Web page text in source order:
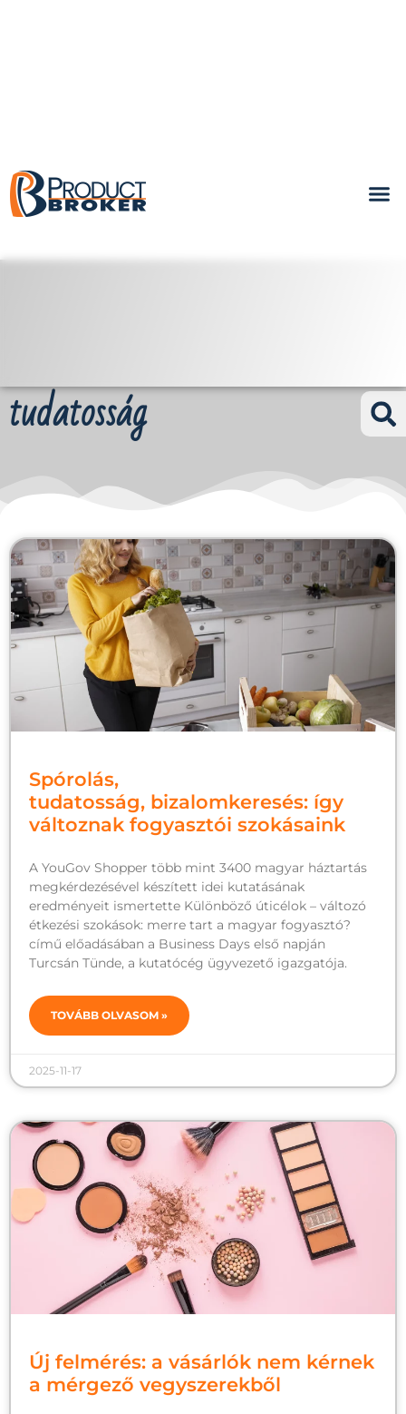
tudatosság
Spórolás,
tudatosság, bizalomkeresés: így
változnak fogyasztói szokásaink
A YouGov Shopper több mint 3400 magyar háztartás
megkérdezésével készített idei kutatásának
eredményeit ismertette Különböző úticélok – változó
étkezési szokások: merre tart a magyar fogyasztó?
című előadásában a Business Days első napján
Turcsán Tünde, a kutatócég ügyvezető igazgatója.
TOVÁBB OLVASOM »
2025-11-17
Új felmérés: a vásárlók nem kérnek
a mérgező vegyszerekből